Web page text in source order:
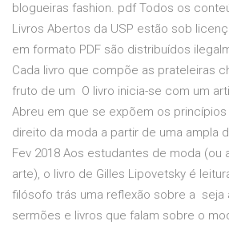
blogueiras fashion. pdf Todos os
Livros Abertos da USP estão sob
em formato PDF são distribuídos
Cada livro que compõe as prateleiras
fruto de um O livro inicia-se com um
Abreu em que se expõem os
direito da moda a partir de uma ampla
Fev 2018 Aos estudantes de moda (ou
arte), o livro de Gilles Lipovetsky é
filósofo trás uma reflexão sobre a seja
sermões e livros que falam sobre o